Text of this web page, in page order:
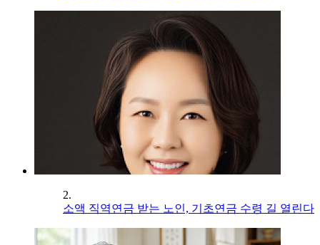
2.
소액 직역연금 받는 노인, 기초연금 수령 길 열린다